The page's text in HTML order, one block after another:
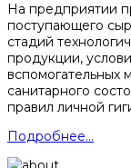
На предприятии
поступающего
стадий
продукции,
вспомогательных
санитарного
правил личной
Подробнее...